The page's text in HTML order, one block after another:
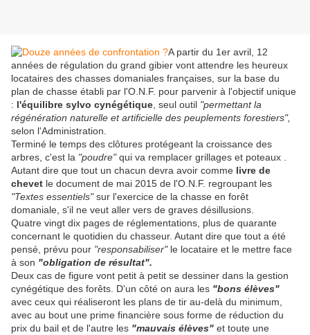
A partir du 1er avril, 12
années de régulation du grand gibier vont attendre les heureux
locataires des chasses domaniales françaises, sur la base du
plan de chasse établi par l'O.N.F. pour parvenir à l'objectif unique
: l'équilibre sylvo cynégétique , seul outil "permettant la
régénération naturelle et artificielle des peuplements forestiers",
selon l'Administration.
Terminé le temps des clôtures protégeant la croissance des
arbres, c'est la "poudre"qui va remplacer grillages et poteaux .
Autant dire que tout un chacun devra avoir comme livre de
chevet le document de mai 2015 de l'O.N.F. regroupant les
"Textes essentiels"sur l'exercice de la chasse en forêt
domaniale, s'il ne veut aller vers de graves désillusions.
Quatre vingt dix pages de réglementations, plus de quarante
concernant le quotidien du chasseur. Autant dire que tout a été
pensé, prévu pour "responsabiliser"le locataire et le mettre face
à son "obligation de résultat".
Deux cas de figure vont petit à petit se dessiner dans la gestion
cynégétique des forêts. D'un côté on aura les "bons élèves"
avec ceux qui réaliseront les plans de tir au-delà du minimum,
avec au bout une prime financière sous forme de réduction du
prix du bail et de l'autre les "mauvais élèves" et toute une